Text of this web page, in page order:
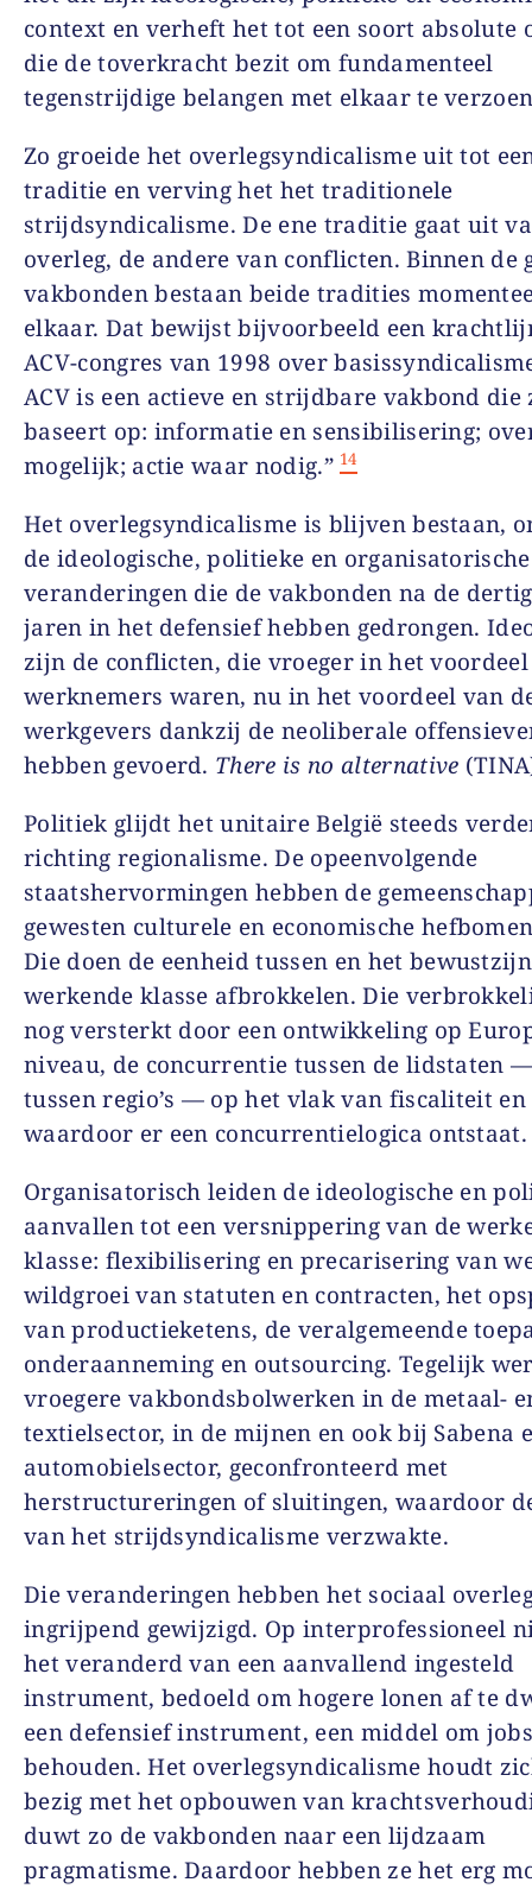
context en verheft het tot een soort absolute
die de toverkracht bezit om fundamenteel
tegenstrijdige belangen met elkaar te
Zo groeide het overlegsyndicalisme uit tot
traditie en verving het het traditionele
strijdsyndicalisme. De ene traditie gaat uit
overleg, de andere van conflicten. Binnen de
vakbonden bestaan beide tradities
elkaar. Dat bewijst bijvoorbeeld een
ACV-congres van 1998 over
ACV is een actieve en strijdbare vakbond die
baseert op: informatie en sensibilisering;
mogelijk; actie waar nodig.” 14
Het overlegsyndicalisme is blijven bestaan,
de ideologische, politieke en organisatorische
veranderingen die de vakbonden na de
jaren in het defensief hebben gedrongen.
zijn de conflicten, die vroeger in het
werknemers waren, nu in het voordeel van
werkgevers dankzij de neoliberale
hebben gevoerd. There is no alternative
Politiek glijdt het unitaire België steeds
richting regionalisme. De opeenvolgende
staatshervormingen hebben de
gewesten culturele en economische
Die doen de eenheid tussen en het
werkende klasse afbrokkelen. Die
nog versterkt door een ontwikkeling op
niveau, de concurrentie tussen de lidstaten
tussen regio’s — op het vlak van fiscaliteit
waardoor er een concurrentielogica ontstaat.
Organisatorisch leiden de ideologische en
aanvallen tot een versnippering van de
klasse: flexibilisering en precarisering van
wildgroei van statuten en contracten, het
van productieketens, de veralgemeende
onderaanneming en outsourcing. Tegelijk
vroegere vakbondsbolwerken in de metaal-
textielsector, in de mijnen en ook bij Sabena
automobielsector, geconfronteerd met
herstructureringen of sluitingen, waardoor
van het strijdsyndicalisme verzwakte.
Die veranderingen hebben het sociaal
ingrijpend gewijzigd. Op interprofessioneel
het veranderd van een aanvallend ingesteld
instrument, bedoeld om hogere lonen af te
een defensief instrument, een middel om
behouden. Het overlegsyndicalisme houdt
bezig met het opbouwen van
duwt zo de vakbonden naar een lijdzaam
pragmatisme. Daardoor hebben ze het erg